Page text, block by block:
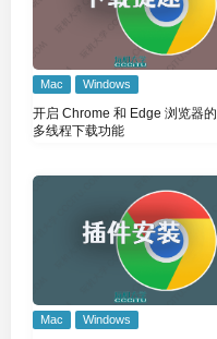
Mac Windows
开启 Chrome 和 Edge 浏览器的
多线程下载功能
Mac Windows